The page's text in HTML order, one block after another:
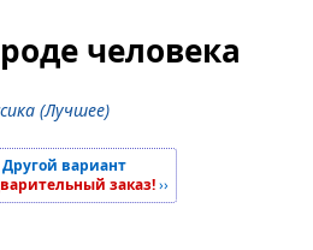
человека
(Лучшее)
Другой вариант
заказ!››